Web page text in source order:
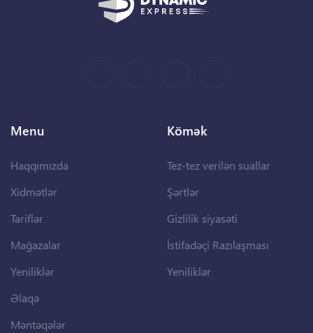
Menu
Haqqımızda
Xidmətlər
Tariflər
Mağazalar
Yeniliklər
Əlaqə
Məntəqələr
Kömək
Tez-tez verilən suallar
Şərtlər
Gizlilik siyasəti
İstifadəçi Razılaşması
Yeniliklər